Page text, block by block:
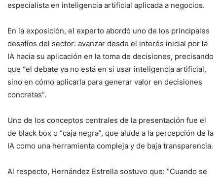
especialista en inteligencia artificial aplicada a negocios.
En la exposición, el experto abordó uno de los principales
desafíos del sector: avanzar desde el interés inicial por la
IA hacia su aplicación en la toma de decisiones, precisando
que “el debate ya no está en si usar inteligencia artificial,
sino en cómo aplicarla para generar valor en decisiones
concretas”.
Uno de los conceptos centrales de la presentación fue el
de black box o “caja negra”, que alude a la percepción de la
IA como una herramienta compleja y de baja transparencia.
Al respecto, Hernández Estrella sostuvo que: “Cuando se